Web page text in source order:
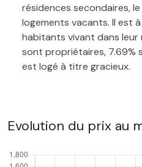
résidences secondaires,
logements vacants. Il est
habitants vivant dans leur
sont propriétaires, 7.69%
est logé à titre gracieux.
Evolution du prix au